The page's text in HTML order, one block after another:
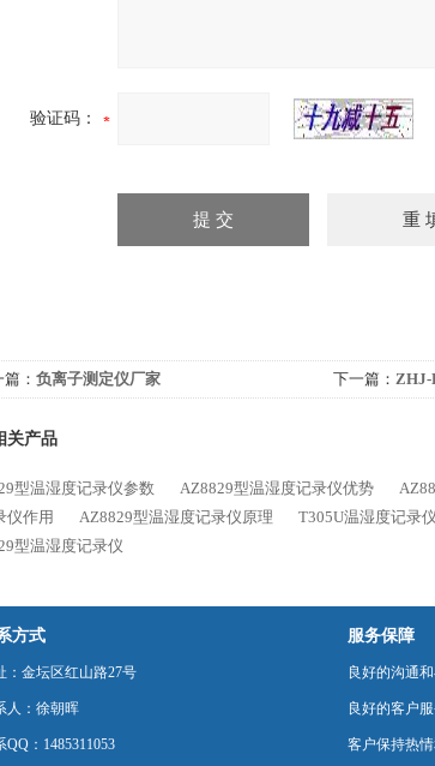
验证码：
： 负离子测定仪厂家 下一篇： ZHJ-
关产品
型温湿度记录仪参数 AZ8829型温湿度记录仪优势
仪作用
AZ8829型温湿度记录仪原理 T305U温湿度记录
型温湿度记录仪
方式
：金坛区红山路27号
人：徐朝晖
QQ：1485311053
服务保障
良好的沟通
良好的客户
客户保持热